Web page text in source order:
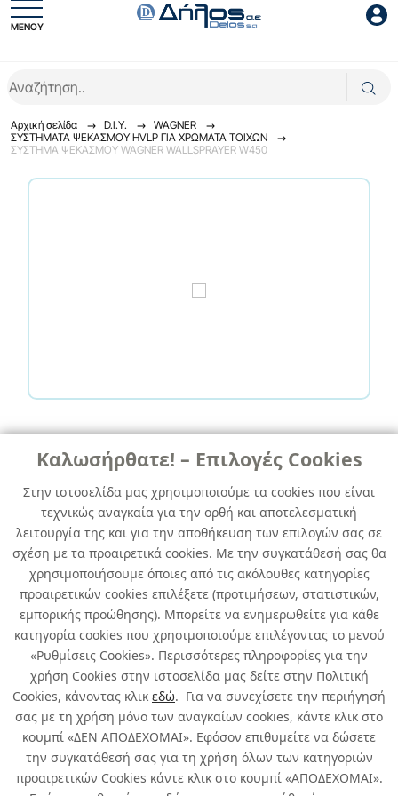
Καλωσήρθατε! – Επιλογές Cookies
Στην ιστοσελίδα μας χρησιμοποιούμε τα cookies που είναι
τεχνικώς αναγκαία για την ορθή και αποτελεσματική
λειτουργία της και για την αποθήκευση των επιλογών σας σε
σχέση με τα προαιρετικά cookies. Με την συγκατάθεσή σας θα
χρησιμοποιήσουμε όποιες από τις ακόλουθες κατηγορίες
προαιρετικών cookies επιλέξετε (προτιμήσεων, στατιστικών,
εμπορικής προώθησης). Μπορείτε να ενημερωθείτε για κάθε
κατηγορία cookies που χρησιμοποιούμε επιλέγοντας το μενού
«Ρυθμίσεις Cookies». Περισσότερες πληροφορίες για την
χρήση Cookies στην ιστοσελίδα μας δείτε στην Πολιτική
Cookies, κάνοντας κλικ εδώ. Για να συνεχίσετε την περιήγησή
σας με τη χρήση μόνο των αναγκαίων cookies, κάντε κλικ στο
κουμπί «ΔΕΝ ΑΠΟΔΕΧΟΜΑΙ». Εφόσον επιθυμείτε να δώσετε
την συγκατάθεσή σας για τη χρήση όλων των κατηγοριών
προαιρετικών Cookies κάντε κλικ στο κουμπί «ΑΠΟΔΕΧΟΜΑΙ».
ΜΕΝΟΥ
Αρχική σελίδα D.I.Y.
WAGNER
ΣΥΣΤHΜΑΤΑ ΨΕΚΑΣΜΟY HVLP ΓΙΑ ΧΡΩΜΑΤΑ ΤΟΙΧΩΝ
ΣΥΣΤΗΜΑ ΨΕΚΑΣΜΟΥ WAGNER WALLSPRAYER W450
ΣΥΣΤHΜΑΤΑ ΨΕΚΑΣΜΟY HVLP
ΓΙΑ ΧΡΩΜΑΤΑ ΤΟΙΧΩΝ
ΣΥΣΤΗΜΑ ΨΕΚΑΣΜΟΥ WAGNER
WALLSPRAYER W450
κωδ. 236152459
4τμχ/ συσκευασία
Άμεσα Διαθέσιμο
Σχετικά με εμάς